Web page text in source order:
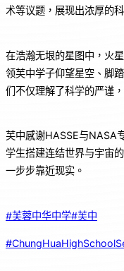
术等议题，展现出浓厚的
在浩瀚无垠的星图中，火
领芙中学子仰望星空、脚
们不仅理解了科学的严谨
芙中感谢HASSE与NASA
学生搭建连结世界与宇宙
一步步靠近现实。
#芙蓉中华中学#芙中